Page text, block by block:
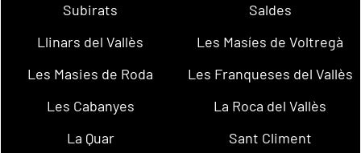
Subirats
Saldes
Llinars del Vallès
Les Masíes de Voltregà
Les Masies de Roda
Les Franqueses del Vallès
Les Cabanyes
La Roca del Vallès
La Quar
Sant Climent